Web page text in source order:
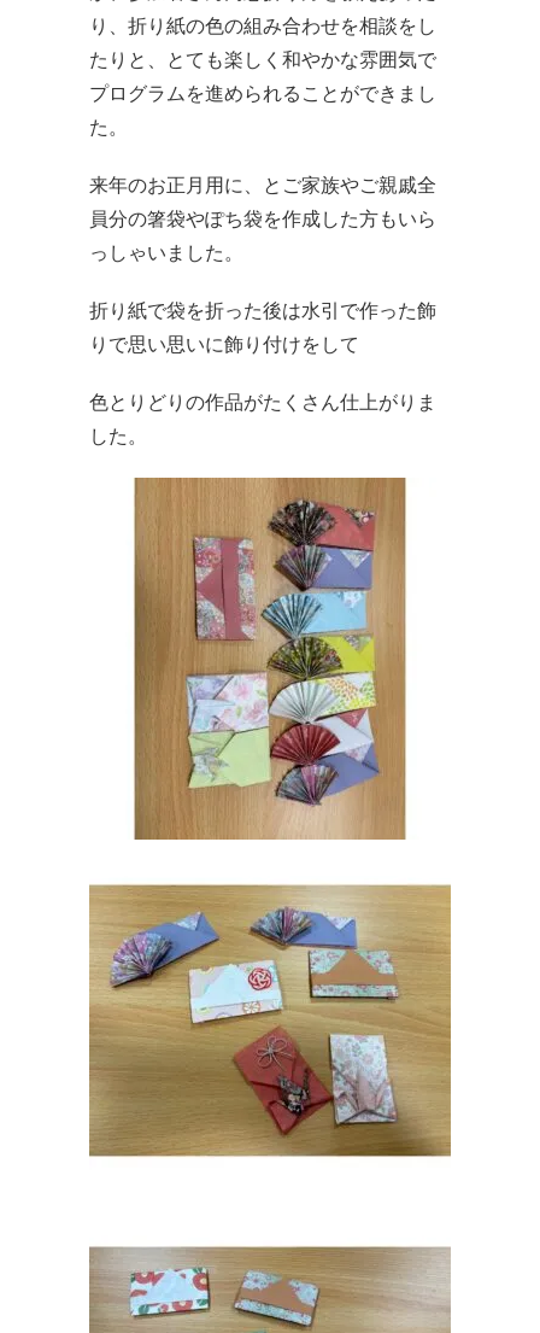
り、折り紙の色の組み合わせを相談をし
たりと、とても楽しく和やかな雰囲気で
プログラムを進められることができまし
た。
来年のお正月用に、とご家族やご親戚全
員分の箸袋やぽち袋を作成した方もいら
っしゃいました。
折り紙で袋を折った後は水引で作った飾
りで思い思いに飾り付けをして
色とりどりの作品がたくさん仕上がりま
した。